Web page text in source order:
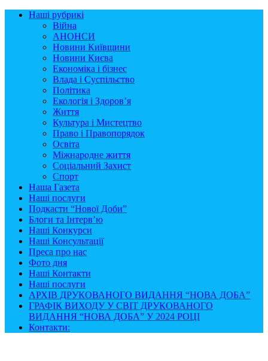
Наші рубрикі
Війна
АНОНСИ
Новини Київщини
Новини Києва
Економіка і бізнес
Влада і Суспільство
Політика
Екологія і Здоров’я
Життя
Культура і Мистецтво
Право і Правопорядок
Освіта
Міжнародне життя
Соціальний Захист
Спорт
Наша Газета
Наші послуги
Подкасти “Нової Доби”
Блоги та Інтерв’ю
Наші Конкурси
Наші Консультації
Преса про нас
Фото дня
Наші Контакти
Наші послуги
АРХІВ ДРУКОВАНОГО ВИДАННЯ “НОВА ДОБА”
ГРАФІК ВИХОДУ У СВІТ ДРУКОВАНОГО
ВИДАННЯ “НОВА ДОБА” У 2024 РОЦІ
Контакти: